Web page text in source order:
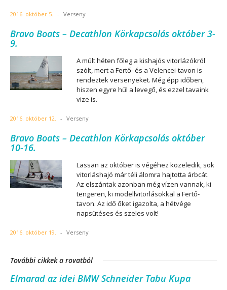
2016. október 5. - Verseny
Bravo Boats – Decathlon Körkapcsolás október 3-
9.
A múlt héten főleg a kishajós vitorlázókról
szólt, mert a Fertő- és a Velencei-tavon is
rendeztek versenyeket. Még épp időben,
hiszen egyre hűl a levegő, és ezzel tavaink
vize is.
2016. október 12. - Verseny
Bravo Boats – Decathlon Körkapcsolás október
10-16.
Lassan az október is végéhez közeledik, sok
vitorláshajó már téli álomra hajtotta árbcát.
Az elszántak azonban még vízen vannak, ki
tengeren, ki modellvitorlásokkal a Fertő-
tavon. Az idő őket igazolta, a hétvége
napsütéses és szeles volt!
2016. október 19. - Verseny
További cikkek a rovatból
Elmarad az idei BMW Schneider Tabu Kupa